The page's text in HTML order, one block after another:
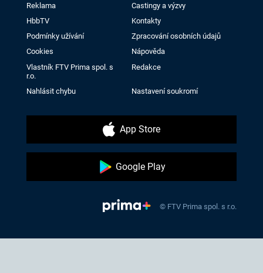
Reklama
Castingy a výzvy
HbbTV
Kontakty
Podmínky užívání
Zpracování osobních údajů
Cookies
Nápověda
Vlastník FTV Prima spol. s
r.o.
Redakce
Nahlásit chybu Nastavení soukromí
App Store
Google Play
© FTV Prima spol. s r.o.